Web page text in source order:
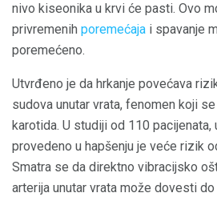
nivo kiseonika u krvi će pasti. Ovo
privremenih poremećaja i spavanje
poremećeno.
Utvrđeno je da hrkanje povećava
sudova unutar vrata, fenomen koji
karotida. U studiji od 110 pacijenata,
provedeno u hapšenju je veće rizik
Smatra se da direktno vibracijsko
arterija unutar vrata može dovesti